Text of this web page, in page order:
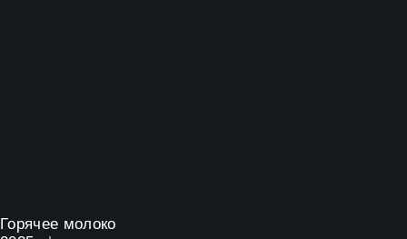
Горячее молоко